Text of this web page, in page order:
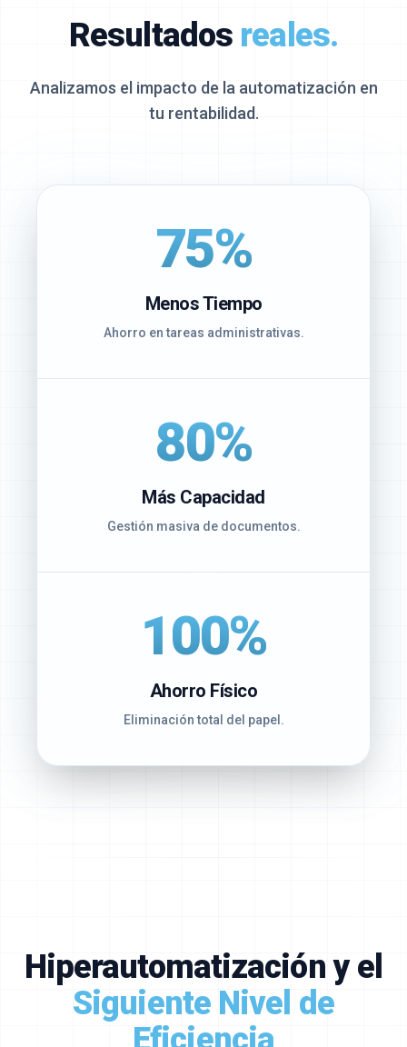
Resultados reales.
Analizamos el impacto de la automatización en
tu rentabilidad.
75%
Menos Tiempo
Ahorro en tareas administrativas.
80%
Más Capacidad
Gestión masiva de documentos.
100%
Ahorro Físico
Eliminación total del papel.
Hiperautomatización y el
Siguiente Nivel de